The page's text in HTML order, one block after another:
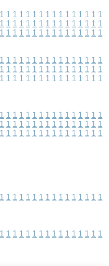
1 1 1 1 1 1 1 1 1 1 1 1 1 1 1 1
1 1 1 1 1 1 1 1 1 1 1 1 1 1 1 1
1 1 1 1 1 1 1 1 1 1 1 1 1 1 1 1
1 1 1 1 1 1 1 1 1 1 1 1 1 1 1 1
1 1 1 1 1 1 1 1 1 1 1 1 1 1 1 1
1 1 1 1 1 1 1 1 1 1 1 1 1 1 1 1
1 1 1 1 1 1 1 1 1 1 1 1 1 1 1 1
1 1 1 1 1 1 1 1 1 1 1 1 1 1 1 1
1 1 1 1 1 1 1 1 1 1 1 1 1 1 1 1
1 1 1 1 1 1 1 1 1 1 1 1 1 1 1 1
1 1 1 1 1 1 1 1 1 1 1 1 1 1 1 1